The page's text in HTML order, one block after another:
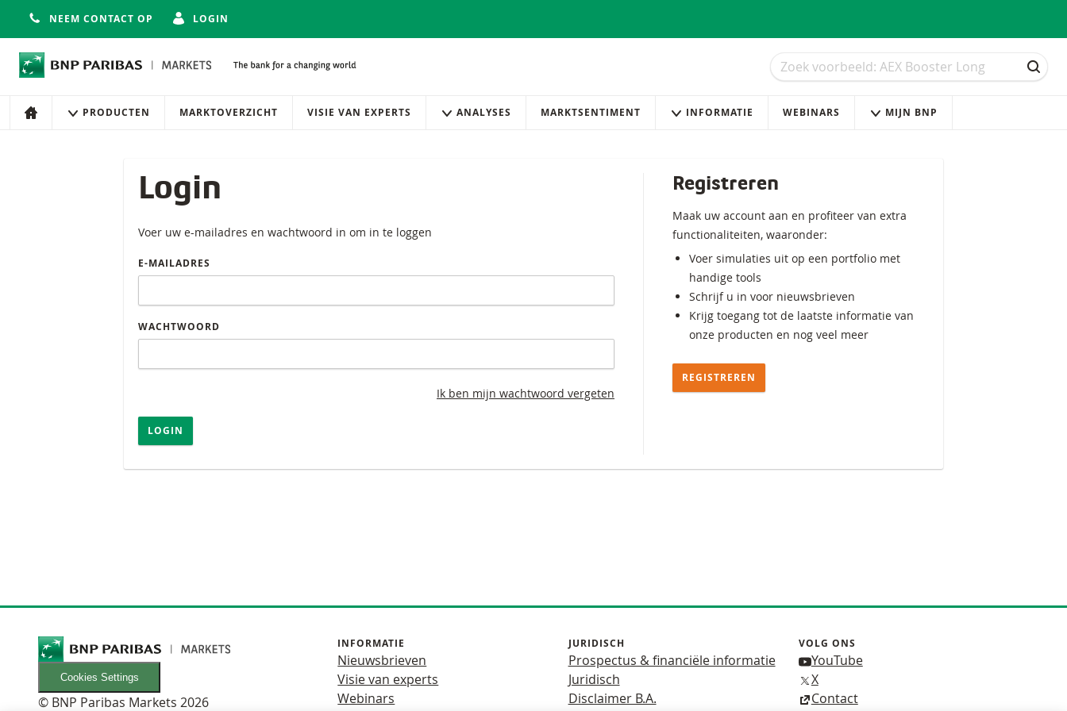
NEEM CONTACT OP LOGIN
Zoek
Zoek
ZOEK
Navigatie
Site navigatie
HOME PRODUCTEN MARKTOVERZICHT VISIE VAN EXPERTS ANALYSES MARKTSENTIMENT INFORMATIE WEBINARS MIJN BNP
Login
Voer uw e-mailadres en wachtwoord in om in te loggen
E-MAILADRES
WACHTWOORD
Ik ben mijn wachtwoord vergeten
LOGIN
Registreren
Maak uw account aan en profiteer van extra
functionaliteiten, waaronder:
Voer simulaties uit op een portfolio met
handige tools
Schrijf u in voor nieuwsbrieven
Krijg toegang tot de laatste informatie van
onze producten en nog veel meer
REGISTREREN
Cookies Settings
© BNP Paribas Markets 2026
INFORMATIE
Nieuwsbrieven
Visie van experts
Webinars
JURIDISCH
Prospectus & financiële informatie
Juridisch
Disclaimer B.A.
VOLG ONS
YouTube
X
Contact